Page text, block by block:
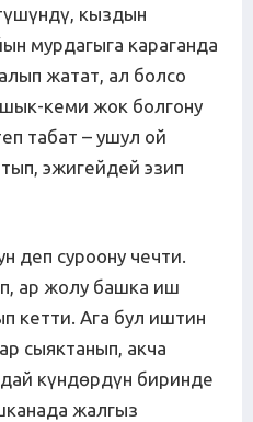
кыздын
мурдагыга караганда
жатат, ал болсо
кеми жок болгону
табат – ушул ой
эжигейдей эзип
деп суроону чечти.
ар жолу башка иш
кетти. Ага бул иштин
сыяктанып, акча
күндөрдүн биринде
жалгыз